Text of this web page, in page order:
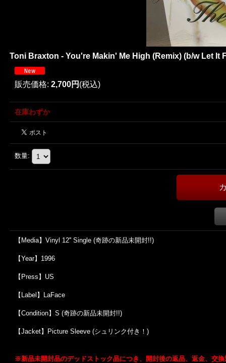
Toni Braxton - You're Makin' Me High (Remix) (b/w Let It
販売価格: 2,700円 (税込)
在庫わずか
数量:
【Media】Vinyl 12'' Single (奇跡の新品未開封!!)
【Year】1996
【Press】US
【Label】LaFace
【Condition】S (奇跡の新品未開封!!)
【Jacket】Picture Sleeve (シュリンク付き！)
※新品未開封品のデッドストック品につき、開封後の返品、返金、交